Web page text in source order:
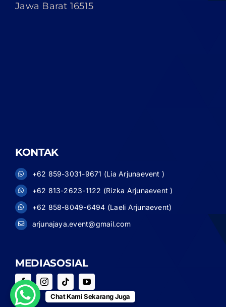
Jawa Barat 16515
KONTAK
+62 859-3031-9671 (Lia Arjunaevent )
+62 813-2623-1122 (Rizka Arjunaevent )
+62 858-8049-6494 (Laeli Arjunaevent)
arjunajaya.event@gmail.com
MEDIASOSIAL
Chat Kami Sekarang Juga